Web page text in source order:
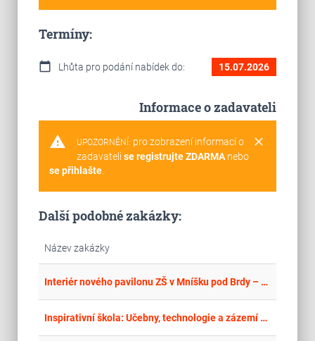
Termíny:
calendar_today Lhůta pro podání nabídek do: 15.07.2026
Informace o zadavateli
warning clear
UPOZORNĚNÍ: pro zobrazení informací o
zadavateli se registrujte ZDARMAnebo
se přihlašte.
Další podobné zakázky:
Název zakázky
Interiér nového pavilonu ZŠ v Mníšku pod Brdy – dodávka nábytku pro 1. NP
Inspirativní škola: Učebny, technologie a zázemí pro každého žáka – dodávky